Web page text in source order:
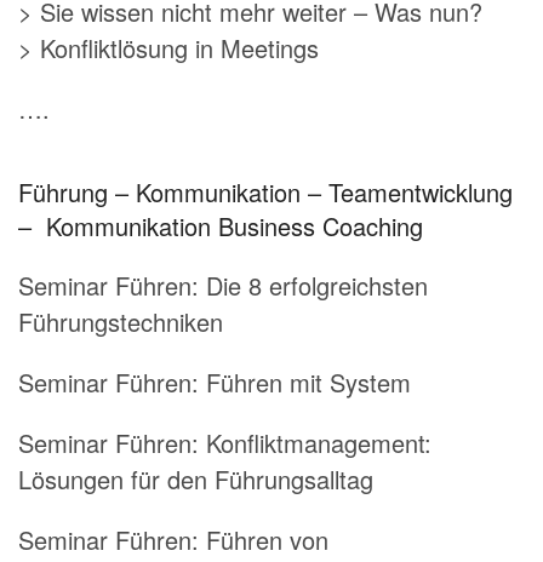
> Sie wissen nicht mehr weiter – Was nun?
> Konfliktlösung in Meetings
….
Führung – Kommunikation – Teamentwicklung
– Kommunikation Business Coaching
Seminar Führen: Die 8 erfolgreichsten
Führungstechniken
Seminar Führen: Führen mit System
Seminar Führen: Konfliktmanagement:
Lösungen für den Führungsalltag
Seminar Führen: Führen von